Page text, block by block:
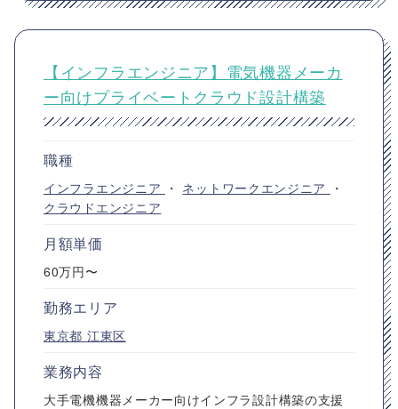
【インフラエンジニア】電気機器メーカ
ー向けプライベートクラウド設計構築
職種
インフラエンジニア ・ ネットワークエンジニア
・
クラウドエンジニア
月額単価
60万円〜
勤務エリア
東京都 江東区
業務内容
大手電機機器メーカー向けインフラ設計構築の支援